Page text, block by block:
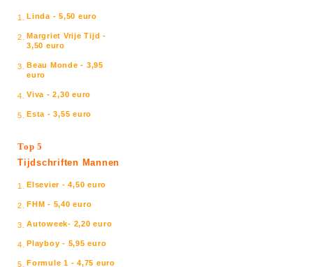
1. Linda - 5,50 euro
2. Margriet Vrije Tijd -
3,50 euro
3. Beau Monde - 3,95
euro
4. Viva - 2,30 euro
5. Esta - 3,55 euro
Top 5
Tijdschriften Mannen
1. Elsevier - 4,50 euro
2. FHM - 5,40 euro
3. Autoweek- 2,20 euro
4. Playboy - 5,95 euro
5. Formule 1 - 4,75 euro